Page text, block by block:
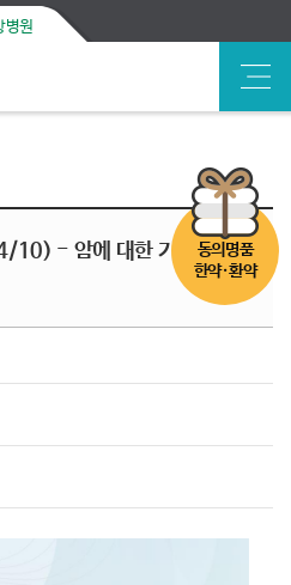
병원
동의명품
한약·환약
10) - 암에 대한 기본적인